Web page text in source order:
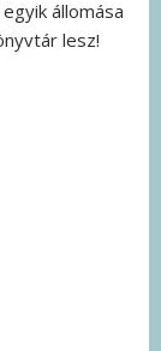
állomása
lesz!